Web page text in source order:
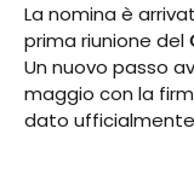
La nomina è
prima riunione del
Un nuovo passo
maggio con la
dato ufficialmente